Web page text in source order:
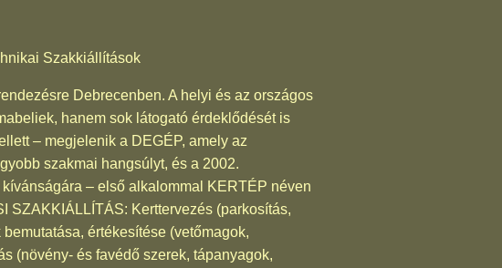
Szakkiállítások
Debrecenben. A helyi és az országos
hanem sok látogató érdeklődését is
– megjelenik a DEGÉP, amely az
szakmai hangsúlyt, és a 2002.
– első alkalommal KERTÉP néven
SZAKKIÁLLÍTÁS: Kerttervezés (parkosítás,
értékesítése (vetőmagok,
(növény- és favédő szerek, tápanyagok,